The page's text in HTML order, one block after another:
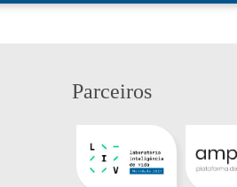
Parceiros